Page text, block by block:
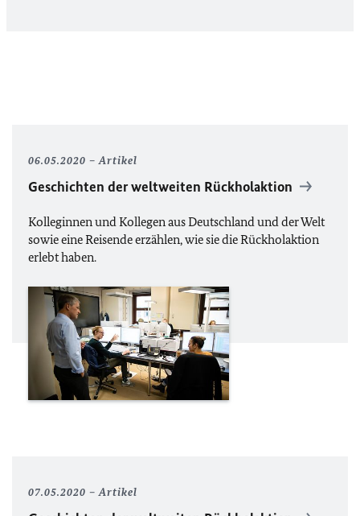
06.05.2020 Artikel
Geschichten der weltweiten Rückholaktion
Kolleginnen und Kollegen aus Deutschland und der Welt
sowie eine Reisende erzählen, wie sie die Rückholaktion
erlebt haben.
07.05.2020 Artikel